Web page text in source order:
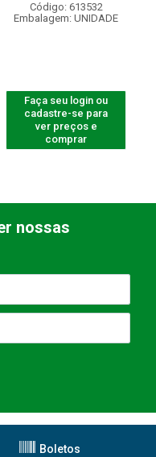
Código: 613532
Embalagem: UNIDADE
Faça seu login ou
cadastre-se para
ver preços e
comprar
nossas
Boletos